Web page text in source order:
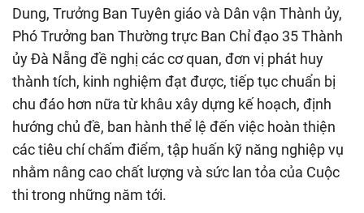
Dung, Trưởng Ban Tuyên giáo và Dân vận Thành ủy,
Phó Trưởng ban Thường trực Ban Chỉ đạo 35 Thành
ủy Đà Nẵng đề nghị các cơ quan, đơn vị phát huy
thành tích, kinh nghiệm đạt được, tiếp tục chuẩn bị
chu đáo hơn nữa từ khâu xây dựng kế hoạch, định
hướng chủ đề, ban hành thể lệ đến việc hoàn thiện
các tiêu chí chấm điểm, tập huấn kỹ năng nghiệp vụ
nhằm nâng cao chất lượng và sức lan tỏa của Cuộc
thi trong những năm tới.